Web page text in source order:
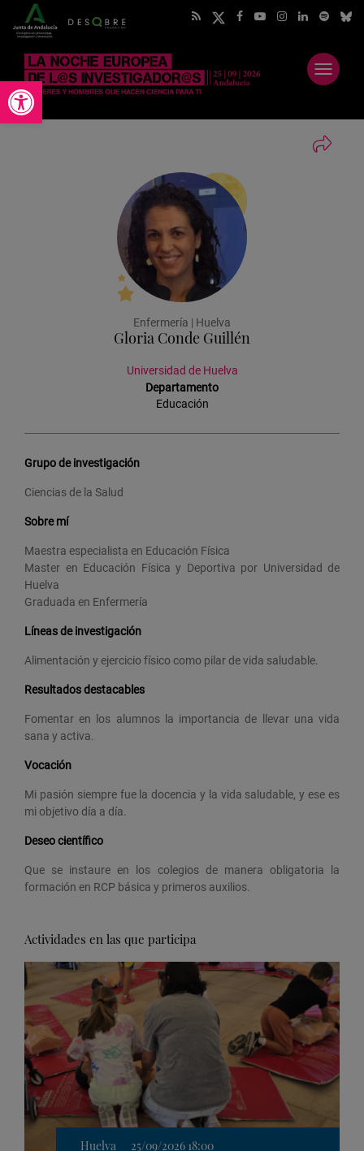
Abrir barra de herramientas
Abrir
menú
Enfermería | Huelva
Gloria Conde Guillén
Universidad de Huelva
Departamento
Educación
Grupo de investigación
Ciencias de la Salud
Sobre mí
Maestra especialista en Educación Física
Master en Educación Física y Deportiva por Universidad de
Huelva
Graduada en Enfermería
Líneas de investigación
Alimentación y ejercicio físico como pilar de vida saludable.
Resultados destacables
Fomentar en los alumnos la importancia de llevar una vida
sana y activa.
Vocación
Mi pasión siempre fue la docencia y la vida saludable, y ese es
mi objetivo día a día.
Deseo científico
Que se instaure en los colegios de manera obligatoria la
formación en RCP básica y primeros auxilios.
Actividades en las que participa
Huelva
25/09/2026 18:00